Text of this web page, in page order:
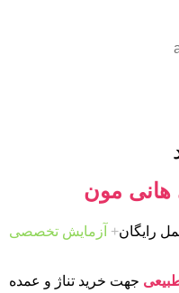
مون
رایگان+ آزمایش تخصصی
جهت خرید تناژ و عمده